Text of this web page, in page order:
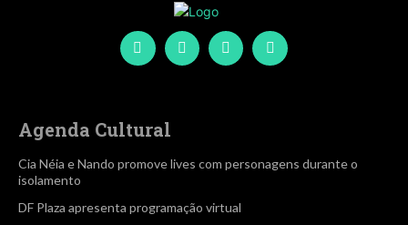
Agenda Cultural
Cia Néia e Nando promove lives com personagens durante o
isolamento
DF Plaza apresenta programação virtual